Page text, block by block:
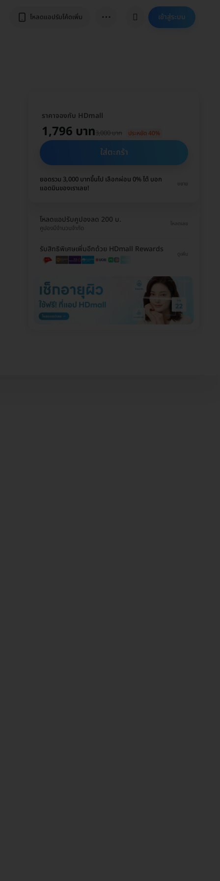
โหลดแอปรับโค้ดเพิ่ม ⋯ เข้าสู่ระบบ
ราคาจองกับ HDmall
1,796 บาท3,000 บาท ประหยัด 40%
ใส่ตะกร้า
ยอดรวม 3,000 บาทขึ้นไป เลือกผ่อน 0% ได้ บอก
แอดมินของเราเลย!
ขยาย
โหลดแอปรับคูปองลด 200 บ.
คูปองมีจำนวนจำกัด
โหลดเลย
รับสิทธิพิเศษเพิ่มอีกด้วย HDmall Rewards
ดูเพิ่ม